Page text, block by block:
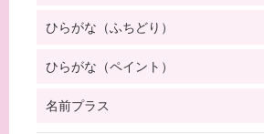
ひらがな（ふちどり）
ひらがな（ペイント）
名前プラス